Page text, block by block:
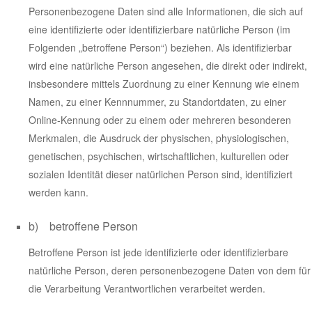
Personenbezogene Daten sind alle Informationen, die sich auf
eine identifizierte oder identifizierbare natürliche Person (im
Folgenden „betroffene Person“) beziehen. Als identifizierbar
wird eine natürliche Person angesehen, die direkt oder indirekt,
insbesondere mittels Zuordnung zu einer Kennung wie einem
Namen, zu einer Kennnummer, zu Standortdaten, zu einer
Online-Kennung oder zu einem oder mehreren besonderen
Merkmalen, die Ausdruck der physischen, physiologischen,
genetischen, psychischen, wirtschaftlichen, kulturellen oder
sozialen Identität dieser natürlichen Person sind, identifiziert
werden kann.
b) betroffene Person
Betroffene Person ist jede identifizierte oder identifizierbare
natürliche Person, deren personenbezogene Daten von dem für
die Verarbeitung Verantwortlichen verarbeitet werden.